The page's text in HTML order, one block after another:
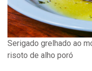
Serigado grelhado ao
risoto de alho poró